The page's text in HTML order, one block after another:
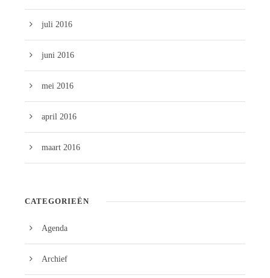
juli 2016
juni 2016
mei 2016
april 2016
maart 2016
CATEGORIEËN
Agenda
Archief